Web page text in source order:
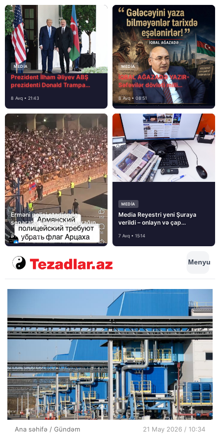
MEDİA
Prezident İlham Əliyev ABŞ
prezidenti Donald Trampa
8 Avq • 21:43
MEDİA
İQBAL AĞAZADƏ YAZIR-
Səfəvilər dövləti milli
dövlətdirmi?
8 Avq • 08:51
Erməni polisi stadionda
separatçı “Artsax”ın bayrağını
müsadirə etdi və…
8 Avq • 08:39
MEDİA
Media Reyestri yeni Şuraya
verildi – onlayn və çap
7 Avq • 15:14
Menyu
Ana səhifə / Gündəm 21 May 2026 / 10:34